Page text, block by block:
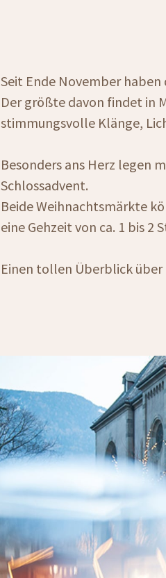
Seit Ende November
Der größte davon findet in
stimmungsvolle Klänge,
Besonders ans Herz legen
Schlossadvent.
Beide Weihnachtsmärkte
eine Gehzeit von ca. 1 bis 2
Einen tollen Überblick